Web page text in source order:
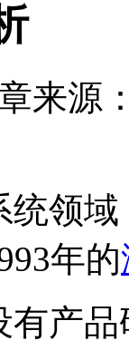
来源
领
年的
产